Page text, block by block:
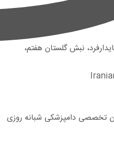
نبش گلستان هفتم،
تخصصی دامپزشکی شبانه روزی